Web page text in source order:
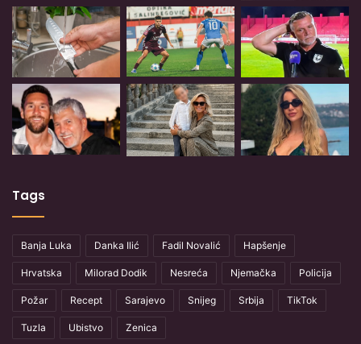
Tags
Banja Luka Danka Ilić Fadil Novalić Hapšenje
Hrvatska Milorad Dodik Nesreća Njemačka Policija
Požar Recept Sarajevo Snijeg Srbija TikTok
Tuzla Ubistvo Zenica